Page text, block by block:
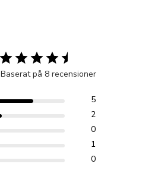
Baserat på 8 recensioner
5
2
0
1
0